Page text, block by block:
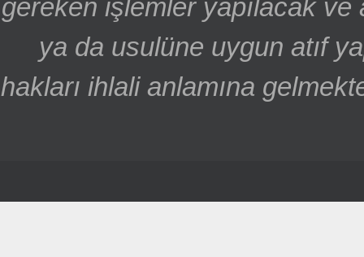
gereken işlemler yapılacak ve
ya da usulüne uygun atıf
hakları ihlali anlamına